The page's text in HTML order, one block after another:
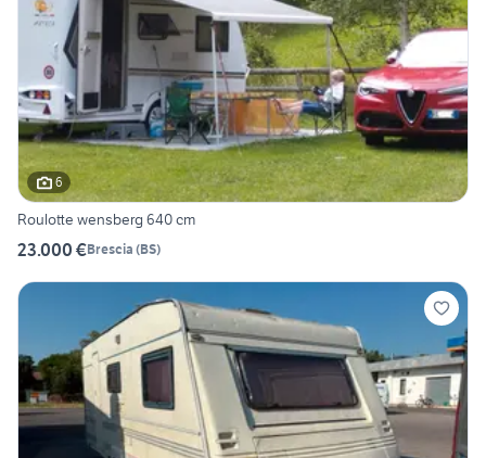
6
Roulotte wensberg 640 cm
23.000 €Brescia (BS)